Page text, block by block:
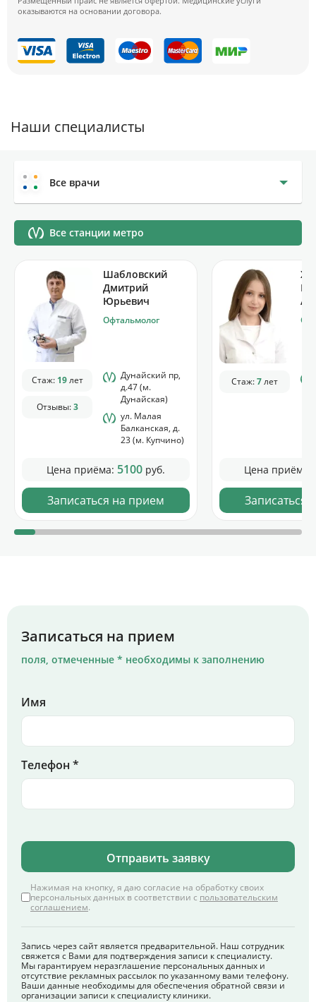
оказываются на основании договора.
Наши специалисты
Все врачи
Все станции метро
Шабловский
Дмитрий
Юрьевич
Офтальмолог
Стаж: 19лет
Отзывы:3
Дунайский пр,
д.47 (м.
Дунайская)
ул. Малая
Балканская, д.
23 (м. Купчино)
Цена приёма: 5100 руб.
Записаться на прием
Стаж:7лет
Цена приёма:
Записаться
Записаться на прием
поля, отмеченные * необходимы к заполнению
Имя
Телефон *
Отправить заявку
Нажимая на кнопку, я даю согласие на обработку своих
персональных данных в соответствии с пользовательским
соглашением.
Запись через сайт является предварительной. Наш сотрудник
свяжется с Вами для подтверждения записи к специалисту.
Мы гарантируем неразглашение персональных данных и
отсутствие рекламных рассылок по указанному вами телефону.
Ваши данные необходимы для обеспечения обратной связи и
организации записи к специалисту клиники.